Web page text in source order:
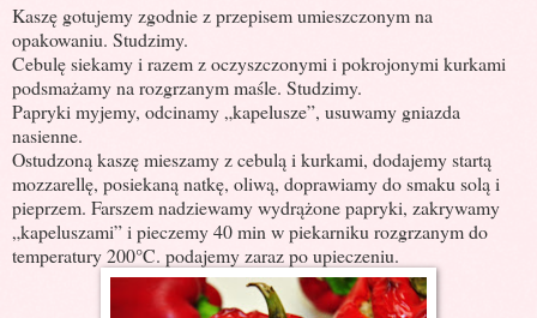
Kaszę gotujemy zgodnie z przepisem umieszczonym na
opakowaniu. Studzimy.
Cebulę siekamy i razem z oczyszczonymi i pokrojonymi kurkami
podsmażamy na rozgrzanym maśle. Studzimy.
Papryki myjemy, odcinamy „kapelusze”, usuwamy gniazda
nasienne.
Ostudzoną kaszę mieszamy z cebulą i kurkami, dodajemy startą
mozzarellę, posiekaną natkę, oliwą, doprawiamy do smaku solą i
pieprzem. Farszem nadziewamy wydrążone papryki, zakrywamy
„kapeluszami” i pieczemy 40 min w piekarniku rozgrzanym do
temperatury 200°C. podajemy zaraz po upieczeniu.